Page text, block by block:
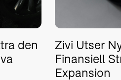
den
Zivi Utser
Finansiell
Expansion